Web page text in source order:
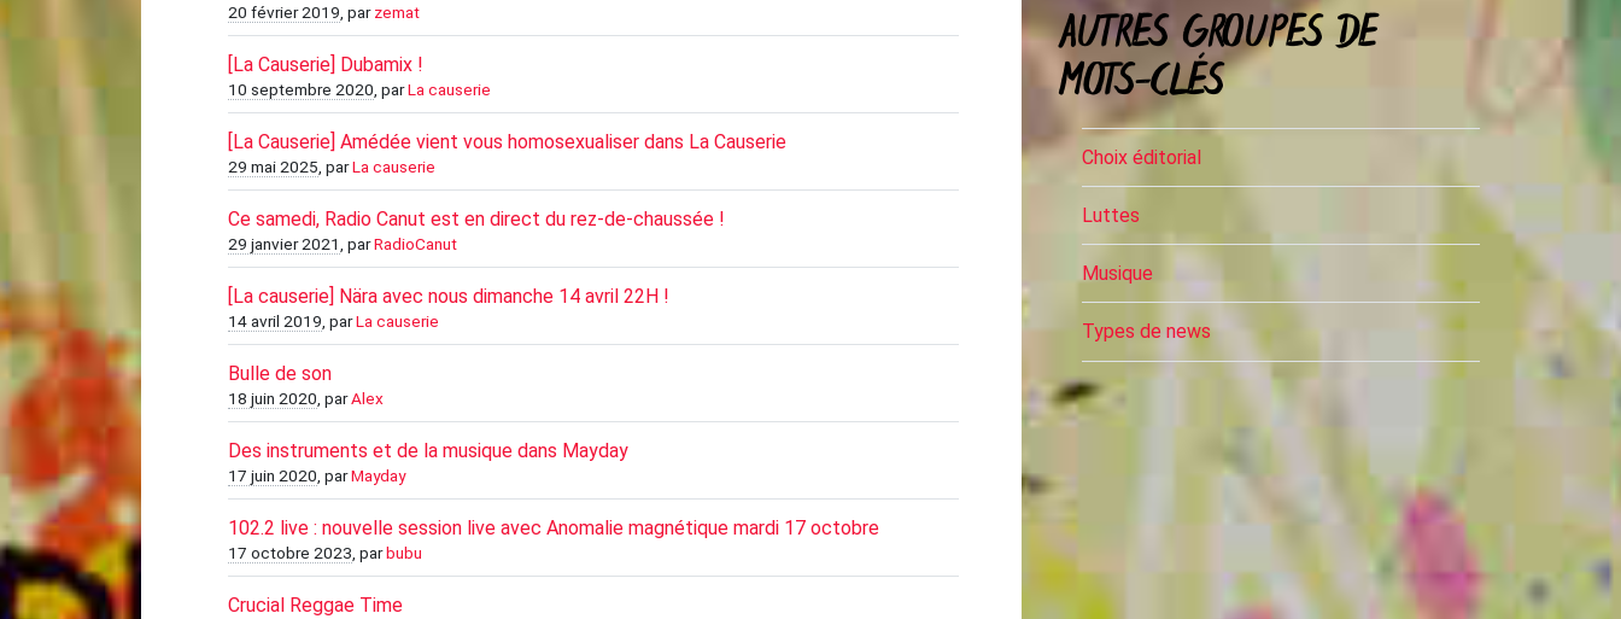
20 février 2019 , parzemat
[La Causerie] Dubamix !
10 septembre 2020 , parLa causerie
[La Causerie] Amédée vient vous homosexualiser dans La Causerie
29 mai 2025 , parLa causerie
Ce samedi, Radio Canut est en direct du rez-de-chaussée !
29 janvier 2021 , parRadioCanut
[La causerie] Nära avec nous dimanche 14 avril 22H !
14 avril 2019 , parLa causerie
Bulle de son
18 juin 2020 , parAlex
Des instruments et de la musique dans Mayday
17 juin 2020 , parMayday
102.2 live : nouvelle session live avec Anomalie magnétique mardi 17 octobre
17 octobre 2023 , parbubu
Crucial Reggae Time
AUTRES GROUPES DE
MOTS-CLÉS
Choix éditorial
Luttes
Musique
Types de news